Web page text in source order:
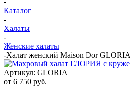
Каталог
-
Халаты
-
Женские халаты
-Халат женский Maison Dor GLORIA
Артикул: GLORIA
от 6 750 руб.